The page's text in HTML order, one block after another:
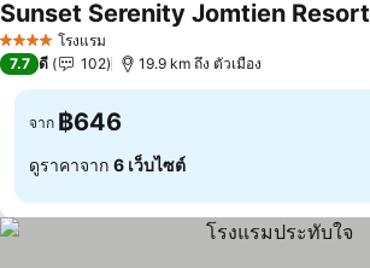
4 ดาว โรงแรม
Sunset Serenity Jomtien Resort
7.7 ดี 102 19.9 km ถึง ตัวเมือง
จาก ฿646
ดูราคาจาก 6 เว็บไซต์